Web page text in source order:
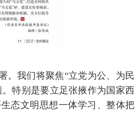
。我们将聚焦“立党为公、为民
特别是要立足张掖作为国家西
态文明思想一体学习、整体把